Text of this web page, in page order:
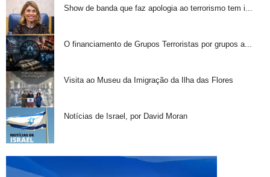
Show de banda que faz apologia ao terrorismo tem i...
O financiamento de Grupos Terroristas por grupos a...
Visita ao Museu da Imigração da Ilha das Flores
Notícias de Israel, por David Moran